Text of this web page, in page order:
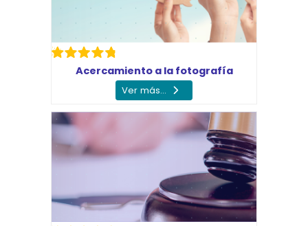
Acercamiento a la fotografía
Ver más...